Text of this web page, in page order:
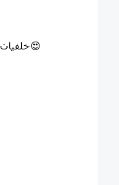
خلفيات ومقاطع جديده وحصريه 📺 وشوي قصيد😍